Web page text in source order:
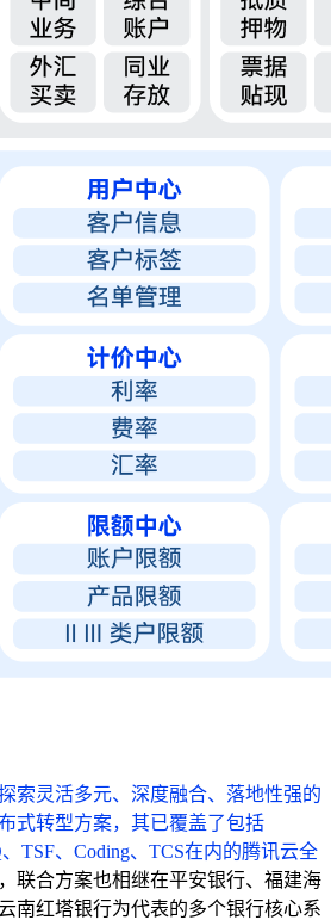
索灵活多元、深度融合、落地性强的
式转型方案，其已覆盖了包括
TSF、Coding、TCS在内的腾讯云全
联合方案也相继在平安银行、福建海
南红塔银行为代表的多个银行核心系